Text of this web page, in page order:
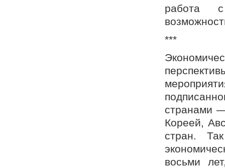
работа
***
странами
Кореей,
стран.
восьми